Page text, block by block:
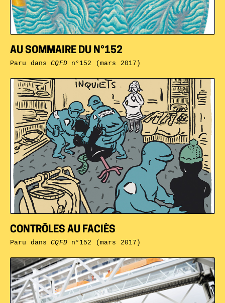
CONTRÔLES AU FACIÈS
Paru dansCQFDn°152 (mars 2017)
AU SOMMAIRE DU N°152
Paru dansCQFDn°152 (mars 2017)